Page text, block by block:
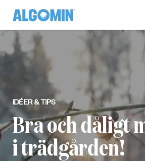
IDÉER & TIPS
Bra och dåligt
i trädgården!